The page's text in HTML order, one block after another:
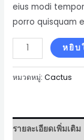
eius modi
porro quisquam
จำนวน
Mini
San
ชิ้น
หยิบ
หมวดหมู่:Cactus
รายละเอียดเพิ่มเติม